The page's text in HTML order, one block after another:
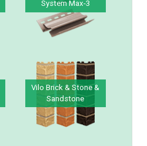
System Max-3
Vilo Brick & Stone &
Sandstone